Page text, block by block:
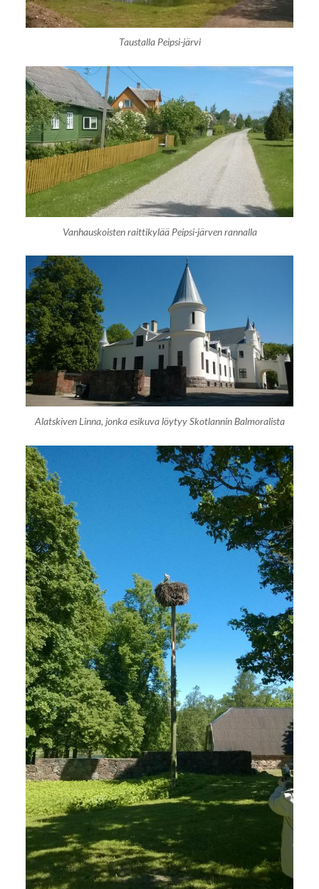
Taustalla Peipsi-järvi
Vanhauskoisten raittikylää Peipsi-järven rannalla
Alatskiven Linna, jonka esikuva löytyy Skotlannin Balmoralista